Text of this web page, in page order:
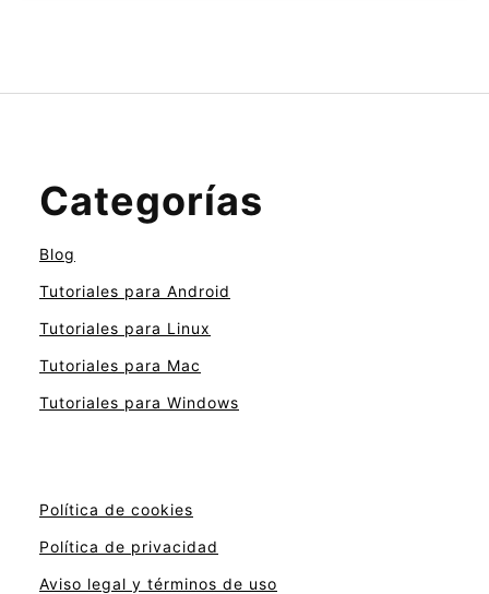
Categorías
Blog
Tutoriales para Android
Tutoriales para Linux
Tutoriales para Mac
Tutoriales para Windows
Política de cookies
Política de privacidad
Aviso legal y términos de uso